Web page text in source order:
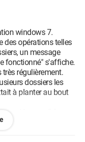
windows 7.
des opérations telles
un message
fonctionné" s'affiche.
régulièrement.
dossiers les
à planter au bout
redémarre. Il ferme
supprime tout ce